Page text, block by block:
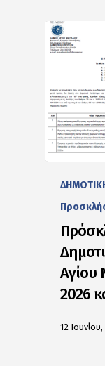
Αγίου
2026
12